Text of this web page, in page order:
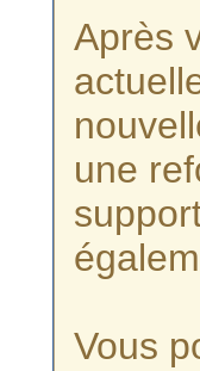
Après
une
Vous